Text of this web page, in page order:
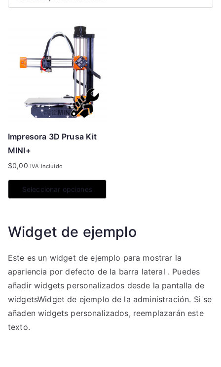
Impresora 3D Prusa Kit
MINI+
$0,00 IVA incluido
Seleccionar opciones
tiene
variantes.
Las
opciones
se
pueden
elegir
Widget de ejemplo
Este es un widget de ejemplo para mostrar la
apariencia por defecto de la barra lateral . Puedes
añadir widgets personalizados desde la pantalla de
widgetsWidget de ejemplo de la administración. Si se
añaden widgets personalizados, reemplazarán este
texto.